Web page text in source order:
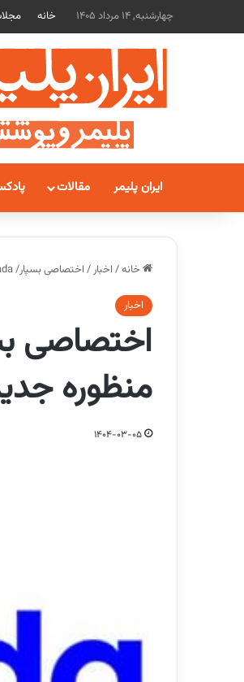
چهارشنبه, 14 مرداد 1405 خانه
ایران پلیمر مقالات
خانه/ اخبار/ اختصاصی بسپار/ Arxada افزودنی چند منظوره جدیدی معرفی کرد
اخبار
منظوره
1404-03-05